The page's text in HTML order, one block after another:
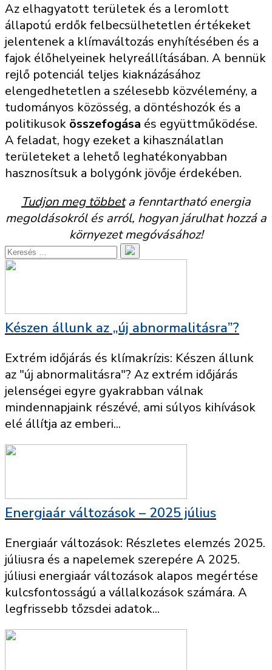
Az elhagyatott területek és a leromlott
állapotú erdők felbecsülhetetlen értékeket
jelentenek a klímaváltozás enyhítésében és a
fajok élőhelyeinek helyreállításában. A bennük
rejlő potenciál teljes kiaknázásához
elengedhetetlen a szélesebb közvélemény, a
tudományos közösség, a döntéshozók és a
politikusok összefogása és együttműködése.
A feladat, hogy ezeket a kihasználatlan
területeket a lehető leghatékonyabban
hasznosítsuk a bolygónk jövője érdekében.
Tudjon meg többet a fenntartható energia
megoldásokról és arról, hogyan járulhat hozzá a
környezet megóvásához!
Készen állunk az „új abnormalitásra”?
Extrém időjárás és klímakrízis: Készen állunk
az "új abnormalitásra"? Az extrém időjárás
jelenségei egyre gyakrabban válnak
mindennapjaink részévé, ami súlyos kihívások
elé állítja az emberi...
Energiaár változások – 2025 július
Energiaár változások: Részletes elemzés 2025.
júliusra és a napelemek szerepére A 2025.
júliusi energiaár változások alapos megértése
kulcsfontosságú a vállalkozások számára. A
legfrissebb tőzsdei adatok...